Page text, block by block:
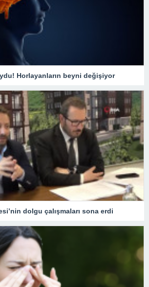
Horlayanların beyni değişiyor
dolgu çalışmaları sona erdi